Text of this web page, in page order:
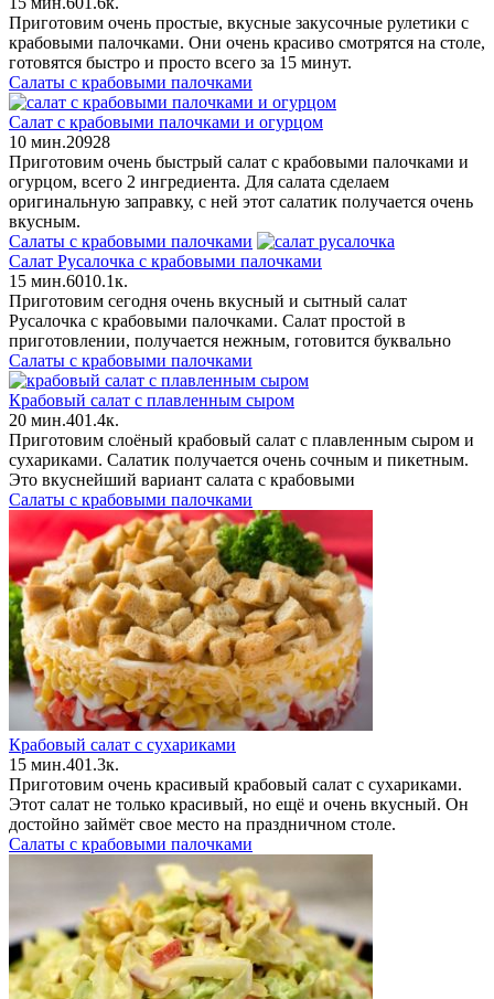
Приготовим очень простые, вкусные закусочные рулетики с
крабовыми палочками. Они очень красиво смотрятся на столе,
готовятся быстро и просто всего за 15 минут.
Салаты с крабовыми палочками
Салат с крабовыми палочками и огурцом
10 мин.20928
Приготовим очень быстрый салат с крабовыми палочками и
огурцом, всего 2 ингредиента. Для салата сделаем
оригинальную заправку, с ней этот салатик получается очень
вкусным.
Салаты с крабовыми палочками
Салат Русалочка с крабовыми палочками
15 мин.6010.1к.
Приготовим сегодня очень вкусный и сытный салат
Русалочка с крабовыми палочками. Салат простой в
приготовлении, получается нежным, готовится буквально
Салаты с крабовыми палочками
Крабовый салат с плавленным сыром
20 мин.401.4к.
Приготовим слоёный крабовый салат с плавленным сыром и
сухариками. Салатик получается очень сочным и пикетным.
Это вкуснейший вариант салата с крабовыми
Салаты с крабовыми палочками
Крабовый салат с сухариками
15 мин.401.3к.
Приготовим очень красивый крабовый салат с сухариками.
Этот салат не только красивый, но ещё и очень вкусный. Он
достойно займёт свое место на праздничном столе.
Салаты с крабовыми палочками